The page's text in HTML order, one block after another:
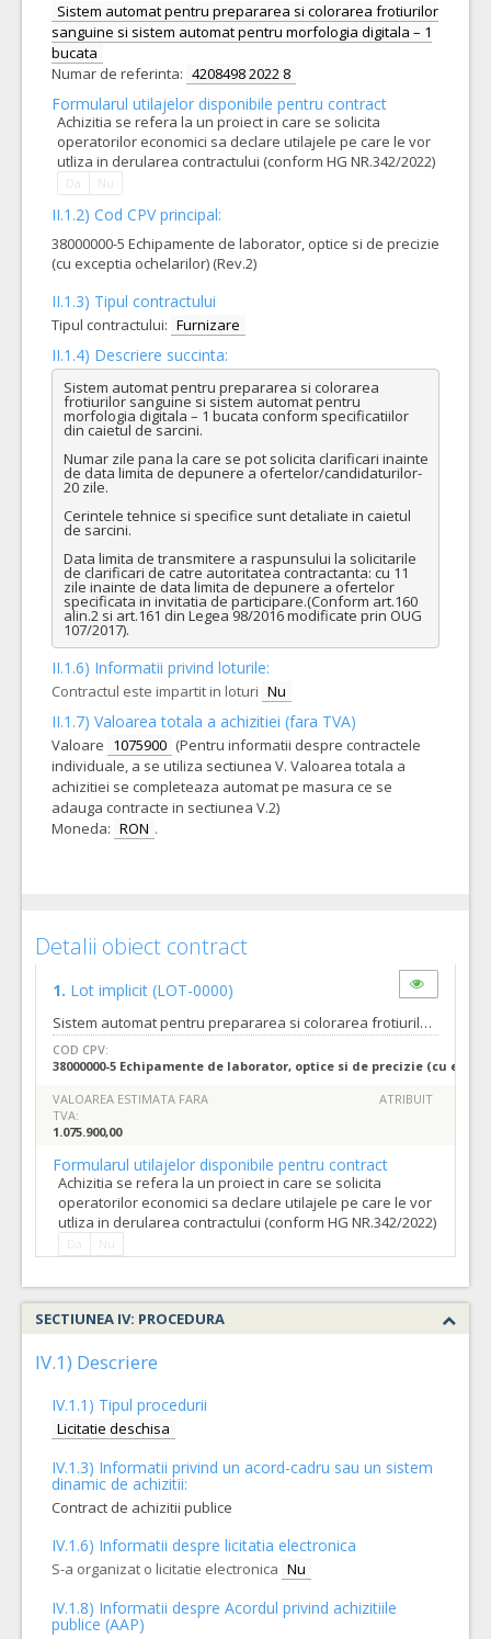
Sistem automat pentru prepararea si colorarea frotiurilor
sanguine si sistem automat pentru morfologia digitala – 1
bucata
Numar de referinta: 4208498 2022 8
Formularul utilajelor disponibile pentru contract
Achizitia se refera la un proiect in care se solicita
operatorilor economici sa declare utilajele pe care le vor
utliza in derularea contractului (conform HG NR.342/2022)
II.1.2) Cod CPV principal:
38000000-5 Echipamente de laborator, optice si de precizie
(cu exceptia ochelarilor) (Rev.2)
II.1.3) Tipul contractului
Tipul contractului: Furnizare
II.1.4) Descriere succinta:
Sistem automat pentru prepararea si colorarea
frotiurilor sanguine si sistem automat pentru
morfologia digitala – 1 bucata conform specificatiilor
din caietul de sarcini.
Numar zile pana la care se pot solicita clarificari inainte
de data limita de depunere a ofertelor/candidaturilor-
20 zile.
Cerintele tehnice si specifice sunt detaliate in caietul
de sarcini.
Data limita de transmitere a raspunsului la solicitarile
de clarificari de catre autoritatea contractanta: cu 11
zile inainte de data limita de depunere a ofertelor
specificata in invitatia de participare.(Conform art.160
alin.2 si art.161 din Legea 98/2016 modificate prin OUG
107/2017).
II.1.6) Informatii privind loturile:
Contractul este impartit in loturi Nu
II.1.7) Valoarea totala a achizitiei (fara TVA)
Valoare 1075900 (Pentru informatii despre contractele
individuale, a se utiliza sectiunea V. Valoarea totala a
achizitiei se completeaza automat pe masura ce se
adauga contracte in sectiunea V.2)
Moneda: RON .
Detalii obiect contract
1. Lot implicit (LOT-0000)
Sistem automat pentru prepararea si colorarea frotiurilor sanguine si sistem automat pentru morfologia digitala – 1 bucata conform specificatiilor din caietul de sarcini. Numar zile pana la care se pot solicita clarificari inainte de data limita de depunere a ofertelor/candidaturilor- 20 zile. Cerintele tehnice si specifice sunt detaliate in caietul de sarcini. Data limita de transmitere a raspunsului la solicitarile de clarificari de catre autoritatea contractanta: cu 11 zile inainte de data limita de depunere a ofertelor specificata in invitatia de participare.(Conform art.160 alin.2 si art.161 din Legea 98/2016 modificate prin OUG 107/2017).
COD CPV:
38000000-5 Echipamente de laborator, optice si de precizie (cu
VALOAREA ESTIMATA FARA
TVA:
1.075.900,00
ATRIBUIT
Formularul utilajelor disponibile pentru contract
Achizitia se refera la un proiect in care se solicita
operatorilor economici sa declare utilajele pe care le vor
utliza in derularea contractului (conform HG NR.342/2022)
SECTIUNEA IV: PROCEDURA
IV.1) Descriere
IV.1.1) Tipul procedurii
Licitatie deschisa
IV.1.3) Informatii privind un acord-cadru sau un sistem
dinamic de achizitii:
Contract de achizitii publice
IV.1.6) Informatii despre licitatia electronica
S-a organizat o licitatie electronica Nu
IV.1.8) Informatii despre Acordul privind achizitiile
publice (AAP)